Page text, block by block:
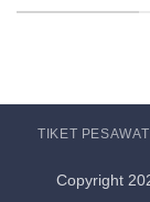
TIKET
Copyright